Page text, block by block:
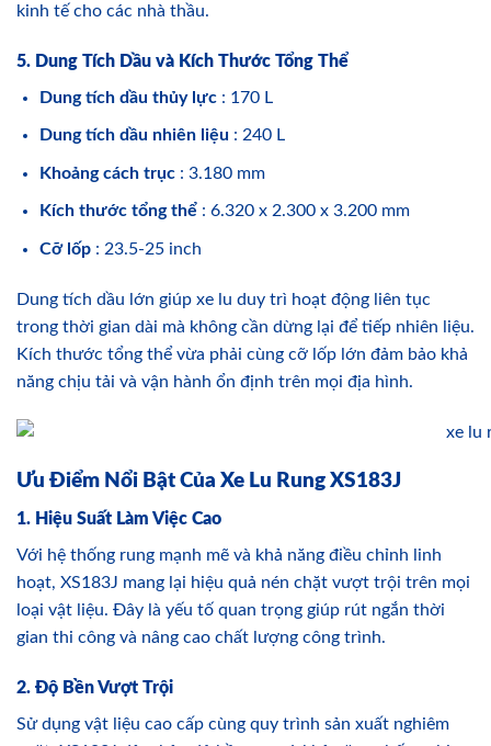
kinh tế cho các nhà thầu.
5. Dung Tích Dầu và Kích Thước Tổng Thể
Dung tích dầu thủy lực : 170 L
Dung tích dầu nhiên liệu : 240 L
Khoảng cách trục : 3.180 mm
Kích thước tổng thể : 6.320 x 2.300 x 3.200 mm
Cỡ lốp : 23.5-25 inch
Dung tích dầu lớn giúp xe lu duy trì hoạt động liên tục
trong thời gian dài mà không cần dừng lại để tiếp nhiên liệu.
Kích thước tổng thể vừa phải cùng cỡ lốp lớn đảm bảo khả
năng chịu tải và vận hành ổn định trên mọi địa hình.
Ưu Điểm Nổi Bật Của Xe Lu Rung XS183J
1. Hiệu Suất Làm Việc Cao
Với hệ thống rung mạnh mẽ và khả năng điều chỉnh linh
hoạt, XS183J mang lại hiệu quả nén chặt vượt trội trên mọi
loại vật liệu. Đây là yếu tố quan trọng giúp rút ngắn thời
gian thi công và nâng cao chất lượng công trình.
2. Độ Bền Vượt Trội
Sử dụng vật liệu cao cấp cùng quy trình sản xuất nghiêm